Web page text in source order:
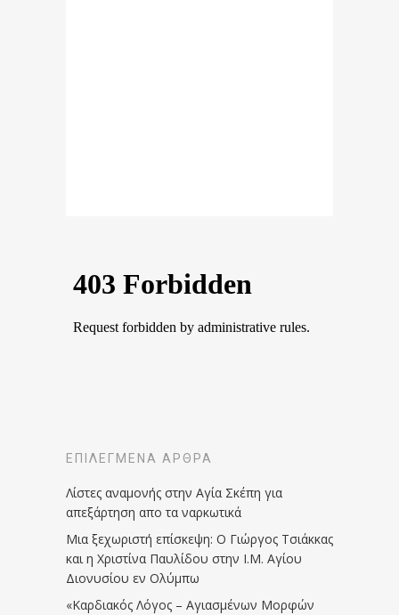
ΕΠΙΛΕΓΜΈΝΑ ΆΡΘΡΑ
Λίστες αναμονής στην Αγία Σκέπη για
απεξάρτηση απο τα ναρκωτικά
Μια ξεχωριστή επίσκεψη: Ο Γιώργος Τσιάκκας
και η Χριστίνα Παυλίδου στην Ι.Μ. Αγίου
Διονυσίου εν Ολύμπω
«Καρδιακός Λόγος – Αγιασμένων Μορφών